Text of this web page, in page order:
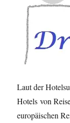
Laut der
Hotels von
europäischen